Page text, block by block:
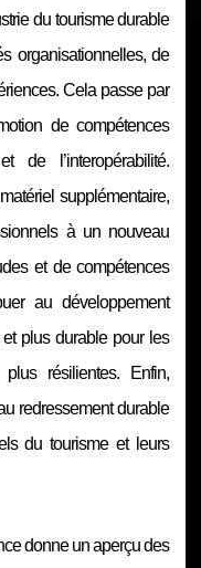
du tourisme durable
organisationnelles, de
Cela passe par
de compétences
de l’interopérabilité.
supplémentaire,
à un nouveau
et de compétences
au développement
et plus durable pour les
résilientes. Enfin,
redressement durable
du tourisme et leurs
donne un aperçu des